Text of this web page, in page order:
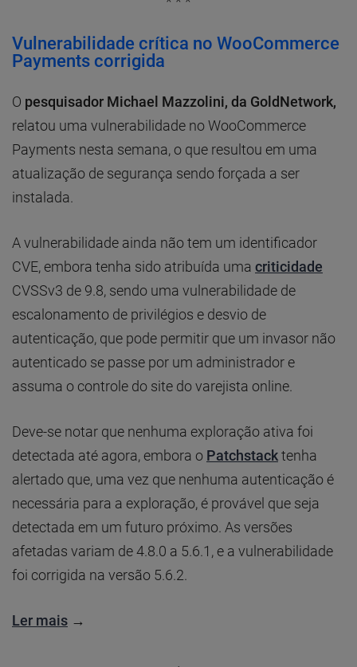
Vulnerabilidade crítica no WooCommerce
Payments corrigida
O pesquisador Michael Mazzolini, da GoldNetwork,
relatou uma vulnerabilidade no WooCommerce
Payments nesta semana, o que resultou em uma
atualização de segurança sendo forçada a ser
instalada.
A vulnerabilidade ainda não tem um identificador
CVE, embora tenha sido atribuída uma criticidade
CVSSv3 de 9.8, sendo uma vulnerabilidade de
escalonamento de privilégios e desvio de
autenticação, que pode permitir que um invasor não
autenticado se passe por um administrador e
assuma o controle do site do varejista online.
Deve-se notar que nenhuma exploração ativa foi
detectada até agora, embora o Patchstacktenha
alertado que, uma vez que nenhuma autenticação é
necessária para a exploração, é provável que seja
detectada em um futuro próximo. As versões
afetadas variam de 4.8.0 a 5.6.1, e a vulnerabilidade
foi corrigida na versão 5.6.2.
Ler mais →